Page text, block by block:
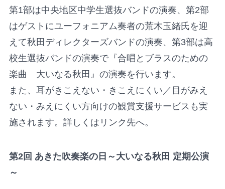
第1部は中央地区中学生選抜バンドの演奏、第2部
はゲストにユーフォニアム奏者の荒木玉緒氏を迎
えて秋田ディレクターズバンドの演奏、第3部は高
校生選抜バンドの演奏で『合唱とブラスのための
楽曲 大いなる秋田』の演奏を行います。
また、耳がきこえない・きこえにくい／目がみえ
ない・みえにくい方向けの観賞支援サービスも実
施されます。詳しくはリンク先へ。
第2回 あきた吹奏楽の日～大いなる秋田 定期公演
～